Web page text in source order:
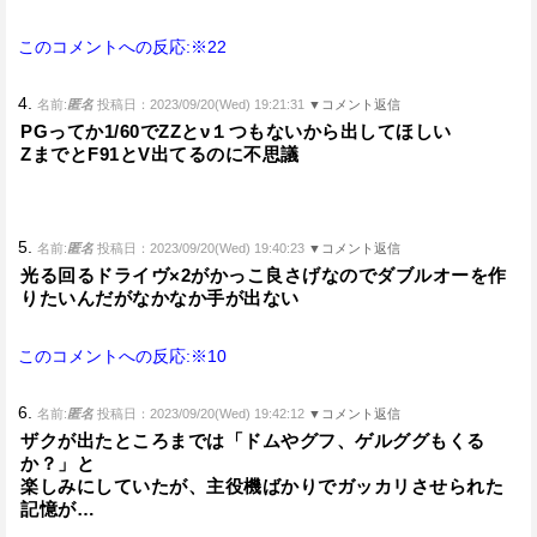
このコメントへの反応:※22
4. 名前:匿名 投稿日：2023/09/20(Wed) 19:21:31 ▼コメント返信
PGってか1/60でZZとν１つもないから出してほしい
ZまでとF91とV出てるのに不思議
5. 名前:匿名 投稿日：2023/09/20(Wed) 19:40:23 ▼コメント返信
光る回るドライヴ×2がかっこ良さげなのでダブルオーを作
りたいんだがなかなか手が出ない
このコメントへの反応:※10
6. 名前:匿名 投稿日：2023/09/20(Wed) 19:42:12 ▼コメント返信
ザクが出たところまでは「ドムやグフ、ゲルググもくる
か？」と
楽しみにしていたが、主役機ばかりでガッカリさせられた
記憶が…